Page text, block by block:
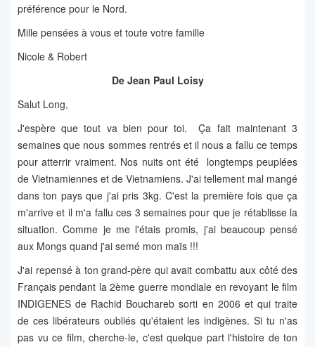
préférence pour le Nord.
Mille pensées à vous et toute votre famille
Nicole & Robert
De Jean Paul Loisy
Salut Long,
J'espère que tout va bien pour toi. Ça fait maintenant 3
semaines que nous sommes rentrés et il nous a fallu ce temps
pour atterrir vraiment. Nos nuits ont été longtemps peuplées
de Vietnamiennes et de Vietnamiens. J'ai tellement mal mangé
dans ton pays que j'ai pris 3kg. C'est la première fois que ça
m'arrive et il m'a fallu ces 3 semaines pour que je rétablisse la
situation. Comme je me l'étais promis, j'ai beaucoup pensé
aux Mongs quand j'ai semé mon maïs !!!
J'ai repensé à ton grand-père qui avait combattu aux côté des
Français pendant la 2ème guerre mondiale en revoyant le film
INDIGENES de Rachid Bouchareb sorti en 2006 et qui traite
de ces libérateurs oubliés qu'étaient les indigènes. Si tu n'as
pas vu ce film, cherche-le, c'est quelque part l'histoire de ton